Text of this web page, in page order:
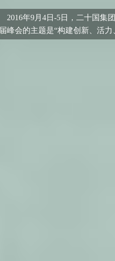
年9月4日-5日，二十国集团
峰会的主题是“构建创新、活